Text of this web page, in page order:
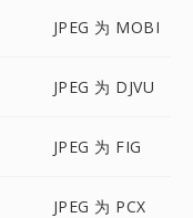
JPEG 为 MOBI
JPEG 为 DJVU
JPEG 为 FIG
JPEG 为 PCX